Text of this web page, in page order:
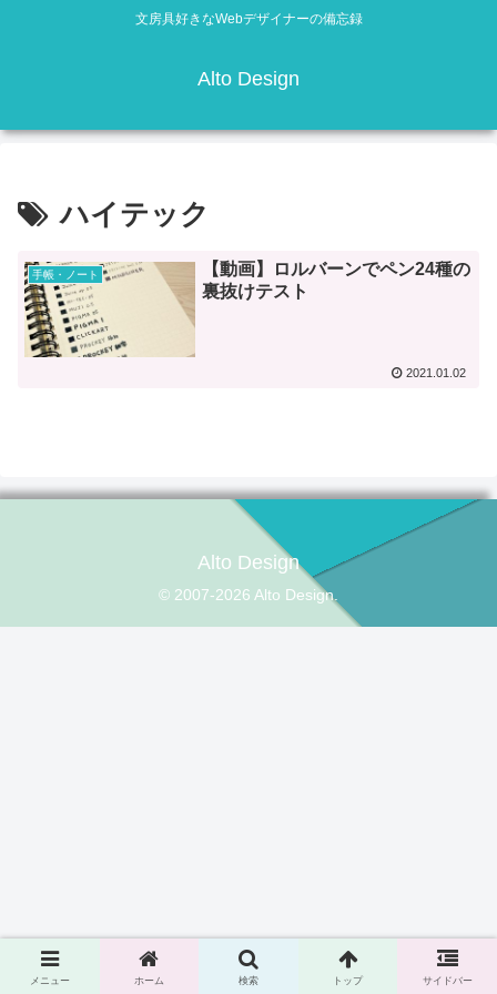
文房具好きなWebデザイナーの備忘録
Alto Design
ハイテック
手帳・ノート
【動画】ロルバーンでペン24種の
裏抜けテスト
2021.01.02
Alto Design
© 2007-2026 Alto Design.
メニュー ホーム 検索 トップ サイドバー